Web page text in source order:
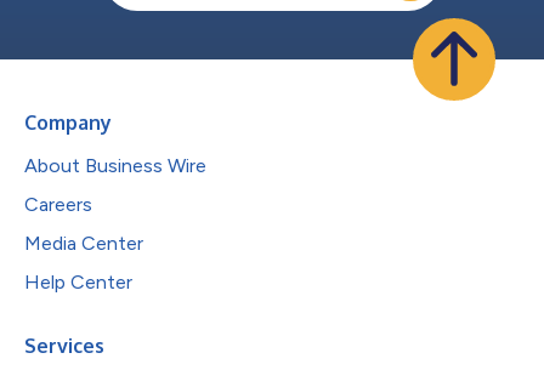
Company
About Business Wire
Careers
Media Center
Help Center
Services